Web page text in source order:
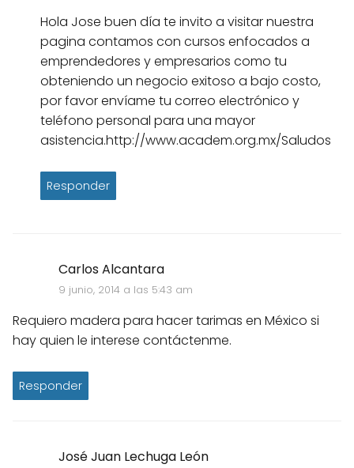
Hola Jose buen día te invito a visitar nuestra
pagina contamos con cursos enfocados a
emprendedores y empresarios como tu
obteniendo un negocio exitoso a bajo costo,
por favor envíame tu correo electrónico y
teléfono personal para una mayor
asistencia.http://www.academ.org.mx/Saludos
Responder
Carlos Alcantara
9 junio, 2014 a las 5:43 am
Requiero madera para hacer tarimas en México si
hay quien le interese contáctenme.
Responder
José Juan Lechuga León